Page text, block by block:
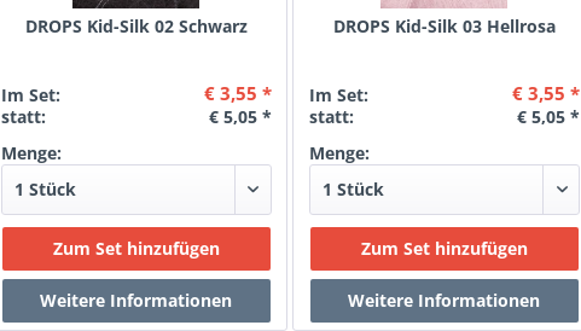
DROPS Kid-Silk 02 Schwarz
Im Set: € 3,55 *
statt:
€ 5,05 *
Menge:
DROPS Kid-Silk 03 Hellrosa
Im Set: € 3,55 *
statt:
€ 5,05 *
Menge: